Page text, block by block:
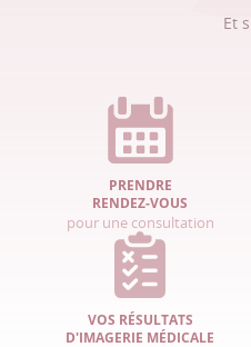
Et
PRENDRE
RENDEZ-VOUS
pour une consultation
VOS RÉSULTATS
D'IMAGERIE MÉDICALE